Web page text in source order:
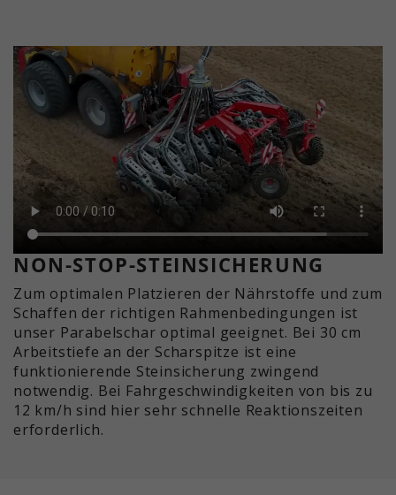
NON-STOP-STEINSICHERUNG
Zum optimalen Platzieren der Nährstoffe und zum
Schaffen der richtigen Rahmenbedingungen ist
unser Parabelschar optimal geeignet. Bei 30 cm
Arbeitstiefe an der Scharspitze ist eine
funktionierende Steinsicherung zwingend
notwendig. Bei Fahrgeschwindigkeiten von bis zu
12 km/h sind hier sehr schnelle Reaktionszeiten
erforderlich.